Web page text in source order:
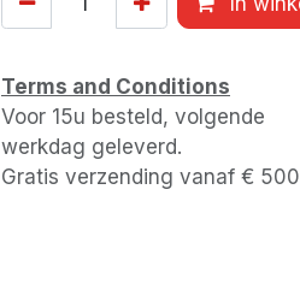
Terms and Conditions
Voor 15u besteld, volgende
werkdag geleverd.
Gratis verzending vanaf €